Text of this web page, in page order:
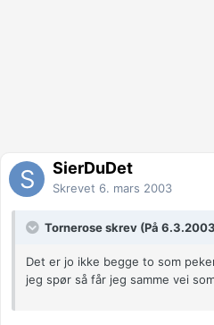
SierDuDet
Skrevet 6. mars 2003
Tornerose skrev (På
Det er jo ikke begge to som
jeg spør så får jeg samme vei